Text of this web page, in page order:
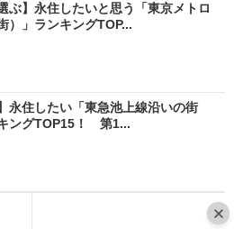
ぶ】永住したいと思う「東京メトロ
）」ランキングTOP...
永住したい「東急池上線沿いの街
キングTOP15！ 第1...